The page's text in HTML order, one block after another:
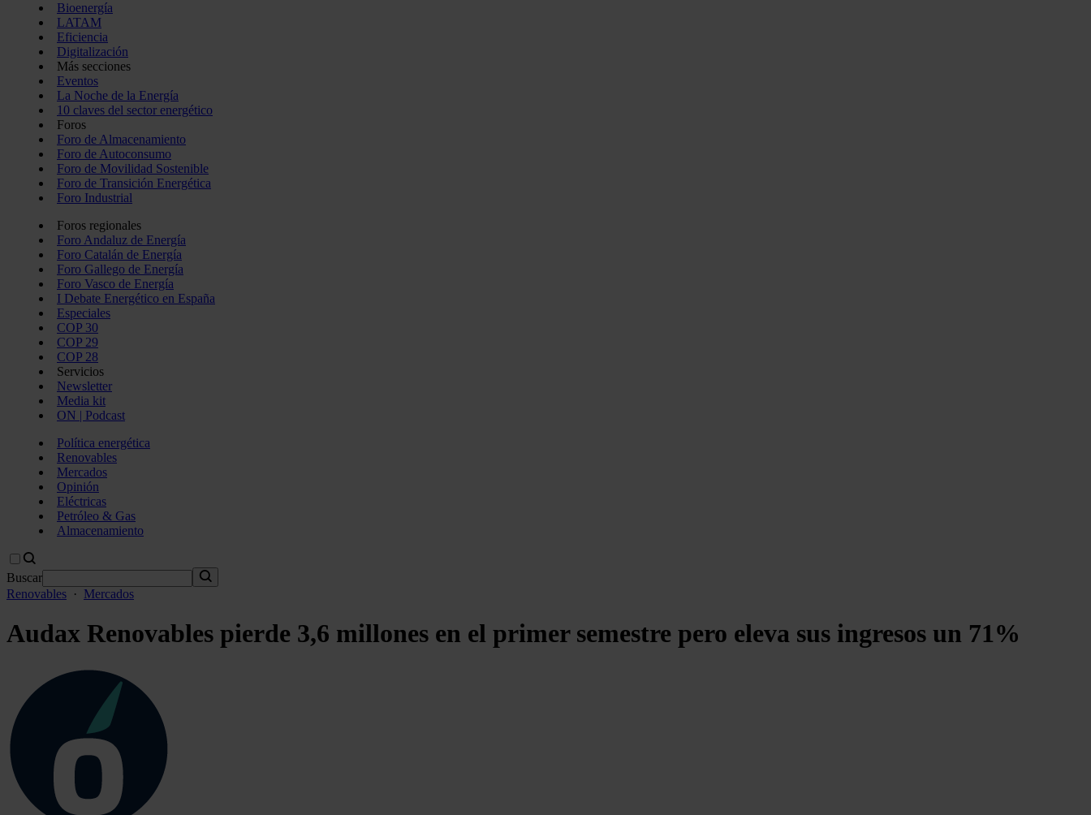
Bioenergía
LATAM
Eficiencia
Digitalización
Más secciones
Eventos
La Noche de la Energía
10 claves del sector energético
Foros
Foro de Almacenamiento
Foro de Autoconsumo
Foro de Movilidad Sostenible
Foro de Transición Energética
Foro Industrial
Foros regionales
Foro Andaluz de Energía
Foro Catalán de Energía
Foro Gallego de Energía
Foro Vasco de Energía
I Debate Energético en España
Especiales
COP 30
COP 29
COP 28
Servicios
Newsletter
Media kit
ON | Podcast
Política energética
Renovables
Mercados
Opinión
Eléctricas
Petróleo & Gas
Almacenamiento
Buscar
Renovables · Mercados
Audax Renovables pierde 3,6 millones en el primer semestre pero eleva sus ingresos un 71%